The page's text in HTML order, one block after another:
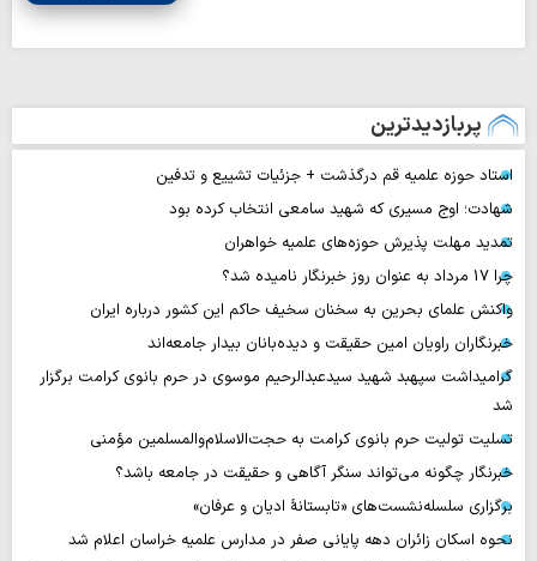
پربازدیدترین
استاد حوزه علمیه قم درگذشت + جزئیات تشییع و تدفین
شهادت؛ اوج مسیری که شهید سامعی انتخاب کرده بود
تمدید مهلت پذیرش حوزه‌های علمیه خواهران
چرا 17 مرداد به عنوان روز خبرنگار نامیده شد؟
واکنش علمای بحرین به سخنان سخیف حاکم این کشور درباره ایران
خبرنگاران راویان امین حقیقت و دیده‌بانان بیدار جامعه‌اند
گرامیداشت سپهبد شهید سیدعبدالرحیم موسوی در حرم بانوی کرامت برگزار
شد
تسلیت تولیت حرم بانوی کرامت به حجت‌الاسلام‌والمسلمین مؤمنی
خبرنگار چگونه می‌تواند سنگر آگاهی و حقیقت در جامعه باشد؟
برگزاری سلسله‌نشست‌های «تابستانهٔ ادیان و عرفان»
نحوه اسکان زائران دهه پایانی صفر در مدارس علمیه خراسان اعلام شد